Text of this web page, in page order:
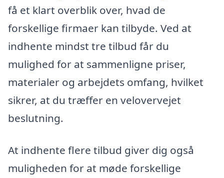
få et klart overblik over, hvad de
forskellige firmaer kan tilbyde. Ved at
indhente mindst tre tilbud får du
mulighed for at sammenligne priser,
materialer og arbejdets omfang, hvilket
sikrer, at du træffer en velovervejet
beslutning.
At indhente flere tilbud giver dig også
muligheden for at møde forskellige